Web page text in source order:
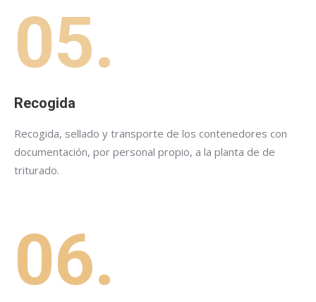
05.
Recogida
Recogida, sellado y transporte de los contenedores con
documentación, por personal propio, a la planta de de
triturado.
06.